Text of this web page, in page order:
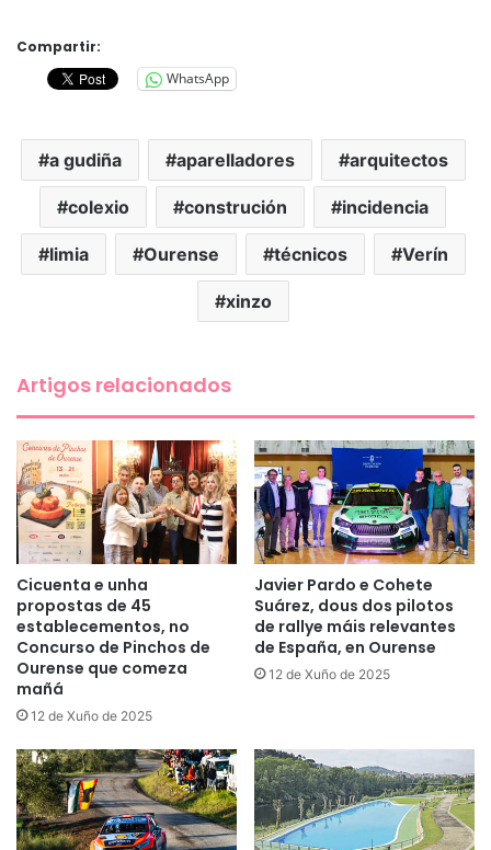
Compartir:
WhatsApp
a gudiña aparelladores arquitectos
colexio construción incidencia
limia Ourense técnicos Verín
xinzo
Artigos relacionados
Cicuenta e unha
propostas de 45
establecementos, no
Concurso de Pinchos de
Ourense que comeza
mañá
12 de Xuño de 2025
Javier Pardo e Cohete
Suárez, dous dos pilotos
de rallye máis relevantes
de España, en Ourense
12 de Xuño de 2025